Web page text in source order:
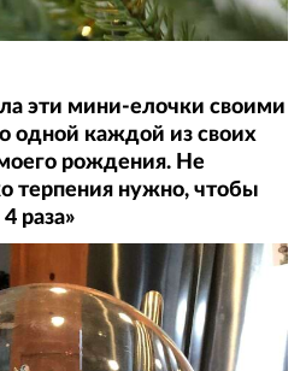
эти мини-елочки своими
одной каждой из своих
рождения. Не
терпения нужно, чтобы
раза»